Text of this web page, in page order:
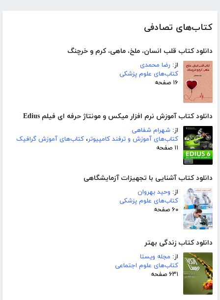
کتاب‌های تصادفی
دانلود کتاب قلب انسان، ملخ، ماهی، کرم و خرچنگ
از: رضا محمدی
کتاب‌های علوم پزشکی
۱۶ صفحه
دانلود کتاب آموزش نرم افزار میکس و مونتاژ حرفه ای فیلم Edius
از: شهرام شفاهی
کتاب‌های آموزش و ترفند کامپیوتر، کتاب‌های آموزش گرافیک
۱۱ صفحه
دانلود کتاب آشنایی با تجهیزات آزمایشگاهی
از: وحید بهروان
کتاب‌های علوم پزشکی
۶۰ صفحه
دانلود کتاب زندگی بهتر
از: مجله ویستا
کتاب‌های علوم اجتماعی
۶۳۱ صفحه